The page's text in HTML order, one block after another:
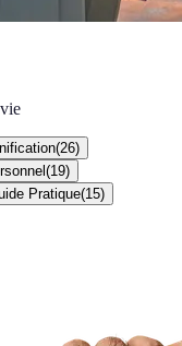
(26)
(19)
Pratique(15)